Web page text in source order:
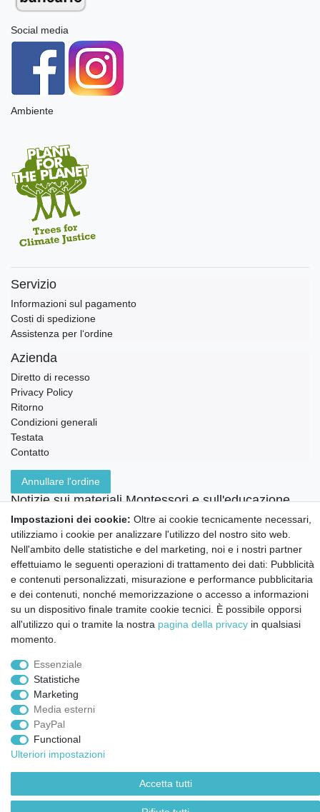
Social media
Ambiente
Servizio
Informazioni sul pagamento
Costi di spedizione
Assistenza per l‘ordine
Azienda
Diretto di recesso
Privacy Policy
Ritorno
Condizioni generali
Testata
Contatto
Annullare l'ordine
Notizie sui materiali Montessori e sull'educazione
Montessori.
Informazioni settimanali gratuite
Confermo di aver preso visione della: policy
. Il mio accordo può essere revocato
in qualsiasi momento.
Iscriviti a
Impostazioni dei cookie: Oltre ai cookie tecnicamente necessari,
utilizziamo i cookie per analizzare l'utilizzo del nostro sito web.
Nell'ambito delle statistiche e del marketing, noi e i nostri partner
effettuiamo le seguenti operazioni di trattamento dei dati: Pubblicità
e contenuti personalizzati, misurazione e performance pubblicitaria
e dei contenuti, nonché memorizzazione o accesso a informazioni
su un dispositivo finale tramite cookie tecnici. È possibile opporsi
all'utilizzo qui o tramite la nostra pagina della privacy in qualsiasi
momento.
Essenziale
Statistiche
Marketing
Media esterni
PayPal
Functional
Ulteriori impostazioni
Accetta tutti